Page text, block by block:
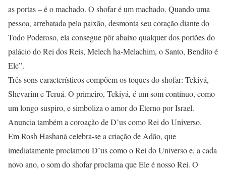
as portas – é o machado. O shofar é um machado. Quando uma
pessoa, arrebatada pela paixão, desmonta seu coração diante do
Todo Poderoso, ela consegue pôr abaixo qualquer dos portões do
palácio do Rei dos Reis, Melech ha-Melachim, o Santo, Bendito é
Ele”.
Três sons característicos compõem os toques do shofar: Tekiyá,
Shevarim e Teruá. O primeiro, Tekiyá, é um som contínuo, como
um longo suspiro, e simboliza o amor do Eterno por Israel.
Anuncia também a coroação de D’us como Rei do Universo.
Em Rosh Hashaná celebra-se a criação de Adão, que
imediatamente proclamou D’us como o Rei do Universo e, a cada
novo ano, o som do shofar proclama que Ele é nosso Rei. O